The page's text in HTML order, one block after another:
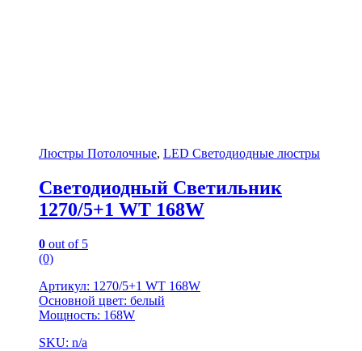
Люстры Потолочные, LED Светодиодные люстры
Светодиодный Светильник
1270/5+1 WT 168W
0 out of 5
(0)
Артикул: 1270/5+1 WT 168W
Основной цвет: белый
Мощность: 168W
SKU: n/a